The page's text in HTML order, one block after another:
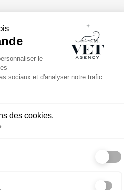
du
le
sociaux et d'analyser notre trafic.
des cookies.
avec une approche
et sans engagement.
que vous attendez